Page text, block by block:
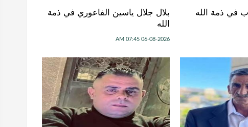
في ذمة الله
بلال جلال ياسين الفاعوري في ذمة
الله
06-08-2026 07:45 AM